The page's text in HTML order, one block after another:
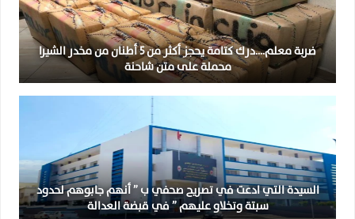
ضربة معلم….درك كتامة يحجز أكثر من 5 أطنان من مخدر الشيرا
محملة على متن شاحنة
السيدة التي ادعت في تصريح صحفي ب ” أنهم جابوهم لحدود
سبتة وتخلاو عليهم ” في قبضة العدالة